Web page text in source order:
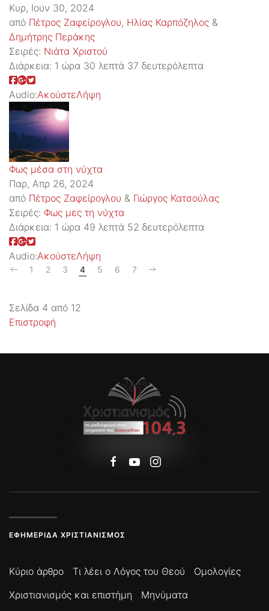
Κυρ, Ιουν 30, 2024
από Πέτρος Ζαφείρογλου, Ηλίας Καρπόζηλος &
Δημήτρης Περάκης
Σειρές: Νιάτα Χριστού
Διάρκεια: 1 ώρα 30 λεπτά 37 δευτερόλεπτα
Audio:ΑκούστεΛήψη
Φως μέσα στη νύχτα
Παρ, Απρ 26, 2024
από Πέτρος Ζαφείρογλου & Γιώργος Κατσούλας
Σειρές: Φως μες τη νύχτα
Διάρκεια: 1 ώρα 49 λεπτά 52 δευτερόλεπτα
Audio:ΑκούστεΛήψη
1 2 3 4 5 6 7
Σελίδα 4 από 12
Επιστροφή
ΕΦΗΜΕΡΊΔΑ ΧΡΙΣΤΙΑΝΙΣΜΌΣ
Κύριο άρθρο Τι λέει ο Λόγος του Θεού
Ομολογίες
Χριστιανισμός και επιστήμη
Μηνύματα